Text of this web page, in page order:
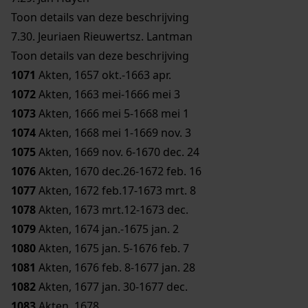
Toon details van deze beschrijving
7.30. Jeuriaen Rieuwertsz. Lantman
Toon details van deze beschrijving
1071 Akten, 1657 okt.-1663 apr.
1072Akten, 1663 mei-1666 mei 3
1073Akten, 1666 mei 5-1668 mei 1
1074Akten, 1668 mei 1-1669 nov. 3
1075Akten, 1669 nov. 6-1670 dec. 24
1076Akten, 1670 dec.26-1672 feb. 16
1077Akten, 1672 feb.17-1673 mrt. 8
1078Akten, 1673 mrt.12-1673 dec.
1079Akten, 1674 jan.-1675 jan. 2
1080Akten, 1675 jan. 5-1676 feb. 7
1081 Akten, 1676 feb. 8-1677 jan. 28
1082Akten, 1677 jan. 30-1677 dec.